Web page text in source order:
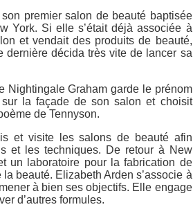
premier salon de beauté baptisée
York. Si elle s’était déjà associée à
et vendait des produits de beauté,
dernière décida très vite de lancer sa
Nightingale Graham garde le prénom
la façade de son salon et choisit
de Tennyson.
et visite les salons de beauté afin
et les techniques. De retour à New
un laboratoire pour la fabrication de
beauté. Elizabeth Arden s’associe à
à bien ses objectifs. Elle engage
d’autres formules.